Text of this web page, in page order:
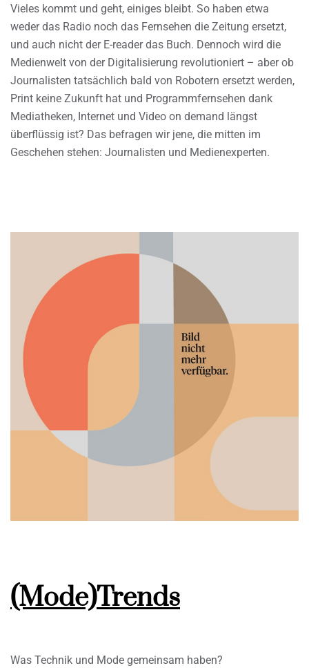
Vieles kommt und geht, einiges bleibt. So haben etwa
weder das Radio noch das Fernsehen die Zeitung ersetzt,
und auch nicht der E-reader das Buch. Dennoch wird die
Medienwelt von der Digitalisierung revolutioniert – aber ob
Journalisten tatsächlich bald von Robotern ersetzt werden,
Print keine Zukunft hat und Programmfernsehen dank
Mediatheken, Internet und Video on demand längst
überflüssig ist? Das befragen wir jene, die mitten im
Geschehen stehen: Journalisten und Medienexperten.
(Mode)Trends
Was Technik und Mode gemeinsam haben?